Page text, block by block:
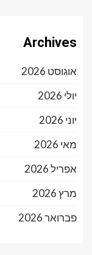
Archives
אוגוסט 2026
יולי 2026
יוני 2026
מאי 2026
אפריל 2026
מרץ 2026
פברואר 2026